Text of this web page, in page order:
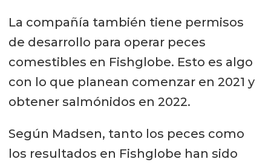
La compañía también tiene permisos
de desarrollo para operar peces
comestibles en Fishglobe. Esto es algo
con lo que planean comenzar en 2021 y
obtener salmónidos en 2022.
Según Madsen, tanto los peces como
los resultados en Fishglobe han sido